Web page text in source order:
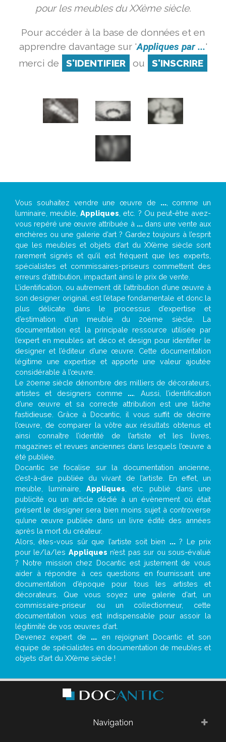
pour les meubles du XXème siècle.
Pour accéder à la base de données et en
apprendre davantage sur 'Appliques par ...'
merci de
S'IDENTIFIER ou S'INSCRIRE
Vous souhaitez vendre une œuvre de ..., comme un
luminaire, meuble,Appliques , etc. ? Ou peut-être avez-
vous repéré une œuvre attribuée à ...dans une vente aux
enchères ou une galerie d’art ? Gardez toujours à l’esprit
que les meubles et objets d’art du XXème siècle sont
rarement signés et qu’il est fréquent que les experts,
spécialistes et commissaires-priseurs commettent des
erreurs d’attribution, impactant ainsi le prix de vente.
L’identification, ou autrement dit l’attribution d’une œuvre à
son designer original, est l’étape fondamentale et donc la
plus délicate dans le processus d’expertise et
d’estimation d’un meuble du 20ème siècle. La
documentation est la principale ressource utilisée par
l’expert en meubles art déco et design pour identifier le
designer et l’éditeur d’une œuvre. Cette documentation
légitime une expertise et apporte une valeur ajoutée
considérable à l’œuvre.
Le 20eme siècle dénombre des milliers de décorateurs,
artistes et designers comme ... . Aussi, l’identification
d’une œuvre et sa correcte attribution est une tâche
fastidieuse. Grâce à Docantic, il vous suffit de décrire
l’œuvre, de comparer la vôtre aux résultats obtenus et
ainsi connaître l’identité de l’artiste et les livres,
magazines et revues anciennes dans lesquels l’œuvre a
été publiée.
Docantic se focalise sur la documentation ancienne,
c’est-à-dire publiée du vivant de l’artiste. En effet, un
meuble, luminaire, Appliques , etc. publié dans une
publicité ou un article dédié à un évènement où était
présent le designer sera bien moins sujet à controverse
qu’une œuvre publiée dans un livre édité des années
après la mort du créateur.
Alors, êtes-vous sûr que l’artiste soit bien ...? Le prix
pour le/la/les Appliques n’est pas sur ou sous-évalué
? Notre mission chez Docantic est justement de vous
aider à répondre à ces questions en fournissant une
documentation d’époque pour tous les artistes et
décorateurs. Que vous soyez une galerie d’art, un
commissaire-priseur ou un collectionneur, cette
documentation vous est indispensable pour assoir la
légitimité de vos œuvres d’art.
Devenez expert de ... en rejoignant Docantic et son
équipe de spécialistes en documentation de meubles et
objets d’art du XXème siècle !
Navigation